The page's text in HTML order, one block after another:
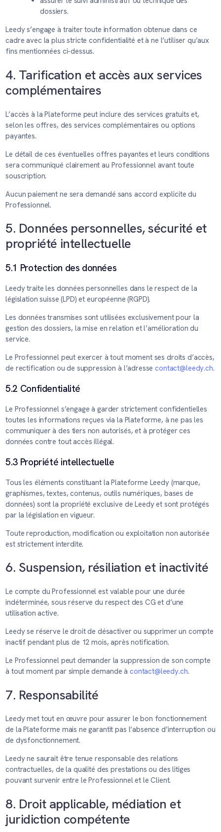
dossiers.
Leedy s’engage à traiter toute information obtenue dans ce
cadre avec la plus stricte confidentialité et à ne l’utiliser qu’aux
fins mentionnées ci-dessus.
4. Tarification et accès aux services
complémentaires
L’accès à la Plateforme peut inclure des services gratuits et,
selon les offres, des services complémentaires ou options
payantes.
Le détail de ces éventuelles offres payantes et leurs conditions
sera communiqué clairement au Professionnel avant toute
souscription.
Aucun paiement ne sera demandé sans accord explicite du
Professionnel.
5. Données personnelles, sécurité et
propriété intellectuelle
5.1 Protection des données
Leedy traite les données personnelles dans le respect de la
législation suisse (LPD) et européenne (RGPD).
Les données transmises sont utilisées exclusivement pour la
gestion des dossiers, la mise en relation et l’amélioration du
service.
Le Professionnel peut exercer à tout moment ses droits d’accès,
de rectification ou de suppression à l’adressecontact@leedy.ch.
5.2 Confidentialité
Le Professionnel s’engage à garder strictement confidentielles
toutes les informations reçues via la Plateforme, à ne pas les
communiquer à des tiers non autorisés, et à protéger ces
données contre tout accès illégal.
5.3 Propriété intellectuelle
Tous les éléments constituant la Plateforme Leedy (marque,
graphismes, textes, contenus, outils numériques, bases de
données) sont la propriété exclusive de Leedy et sont protégés
par la législation en vigueur.
Toute reproduction, modification ou exploitation non autorisée
est strictement interdite.
6. Suspension, résiliation et inactivité
Le compte du Professionnel est valable pour une durée
indéterminée, sous réserve du respect des CG et d’une
utilisation active.
Leedy se réserve le droit de désactiver ou supprimer un compte
inactif pendant plus de 12 mois, après notification.
Le Professionnel peut demander la suppression de son compte
à tout moment par simple demande à contact@leedy.ch.
7. Responsabilité
Leedy met tout en œuvre pour assurer le bon fonctionnement
de la Plateforme mais ne garantit pas l’absence d’interruption ou
de dysfonctionnement.
Leedy ne saurait être tenue responsable des relations
contractuelles, de la qualité des prestations ou des litiges
pouvant survenir entre le Professionnel et le Client.
8. Droit applicable, médiation et
juridiction compétente